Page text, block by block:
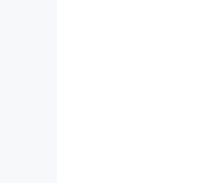
करुणा व प्रेम का